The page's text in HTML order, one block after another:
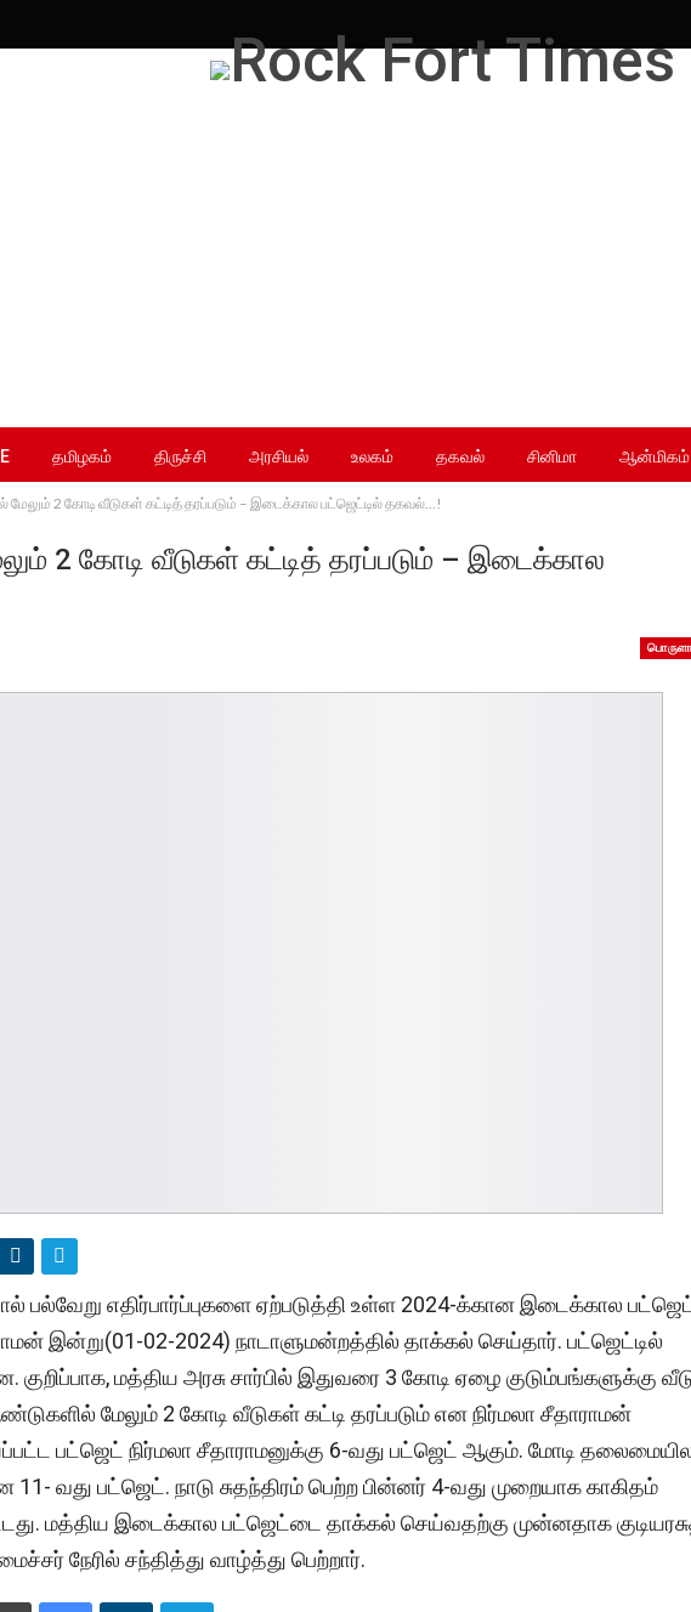
தமிழகம் திருச்சி அரசியல் உலகம் தகவல் சினிமா ஆன்மிகம்
2 கோடி வீடுகள் கட்டித் தரப்படும் – இடைக்கால பட்ஜெட்டில் தகவல்…!
2 கோடி வீடுகள் கட்டித் தரப்படும் – இடைக்கால
பல்வேறு எதிர்பார்ப்புகளை ஏற்படுத்தி உள்ள 2024-க்கான இடைக்கால
இன்று(01-02-2024) நாடாளுமன்றத்தில் தாக்கல் செய்தார். பட்ஜெட்டில்
மத்திய அரசு சார்பில் இதுவரை 3 கோடி ஏழை குடும்பங்களுக்கு
மேலும் 2 கோடி வீடுகள் கட்டி தரப்படும் என நிர்மலா சீதாராமன்
பட்ஜெட் நிர்மலா சீதாராமனுக்கு 6-வது பட்ஜெட் ஆகும். மோடி
வது பட்ஜெட். நாடு சுதந்திரம் பெற்ற பின்னர் 4-வது முறையாக காகிதம்
மத்திய இடைக்கால பட்ஜெட்டை தாக்கல் செய்வதற்கு முன்னதாக
நேரில் சந்தித்து வாழ்த்து பெற்றார்.